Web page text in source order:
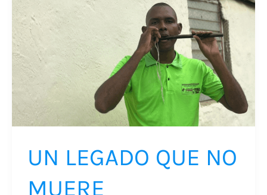
UN LEGADO QUE NO
MUERE
LEGADO
QUE
NO
MUERE